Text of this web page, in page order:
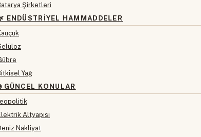
Şirketleri
ENDÜSTRIYEL HAMMADDELER
Yağ
GÜNCEL KONULAR
Altyapısı
Nakliyat